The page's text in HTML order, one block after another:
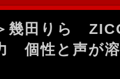
幾田りら
個性と声が